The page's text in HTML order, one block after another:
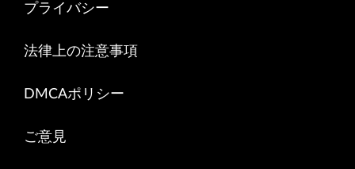
プライバシー
法律上の注意事項
DMCAポリシー
ご意見